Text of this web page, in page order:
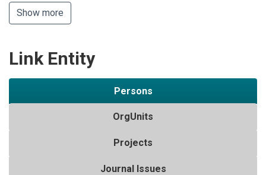
Show more
Link Entity
Persons
OrgUnits
Projects
Journal Issues